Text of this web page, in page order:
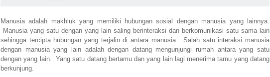
Manusia adalah makhluk yang memiliki hubungan sosial dengan manusia yang lainnya.
Manusia yang satu dengan yang lain saling berinteraksi dan berkomunikasi satu sama lain
sehingga tercipta hubungan yang terjalin di antara manusia. Salah satu interaksi manusia
dengan manusia yang lain adalah dengan datang mengunjungi rumah antara yang satu
dengan yang lain. Yang satu datang bertamu dan yang lain lagi menerima tamu yang datang
berkunjung.